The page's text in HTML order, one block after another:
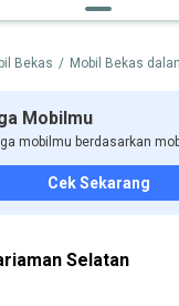
Minibus
Suzuki APV
Hyundai
Tipe Membership
Bekas / Mobil Bekas
Mobilmu
mobilmu berdasarkan
Cek Sekarang
Selatan